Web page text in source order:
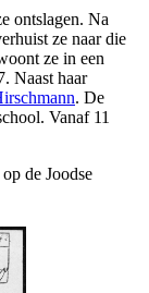
ontslagen. Na
ze naar die
ze in een
Naast haar
. De
Vanaf 11
de Joodse